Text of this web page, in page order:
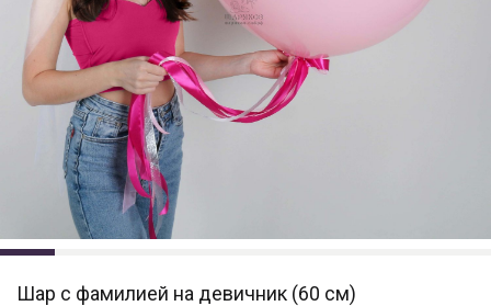
Шар с фамилией на девичник (60 см)